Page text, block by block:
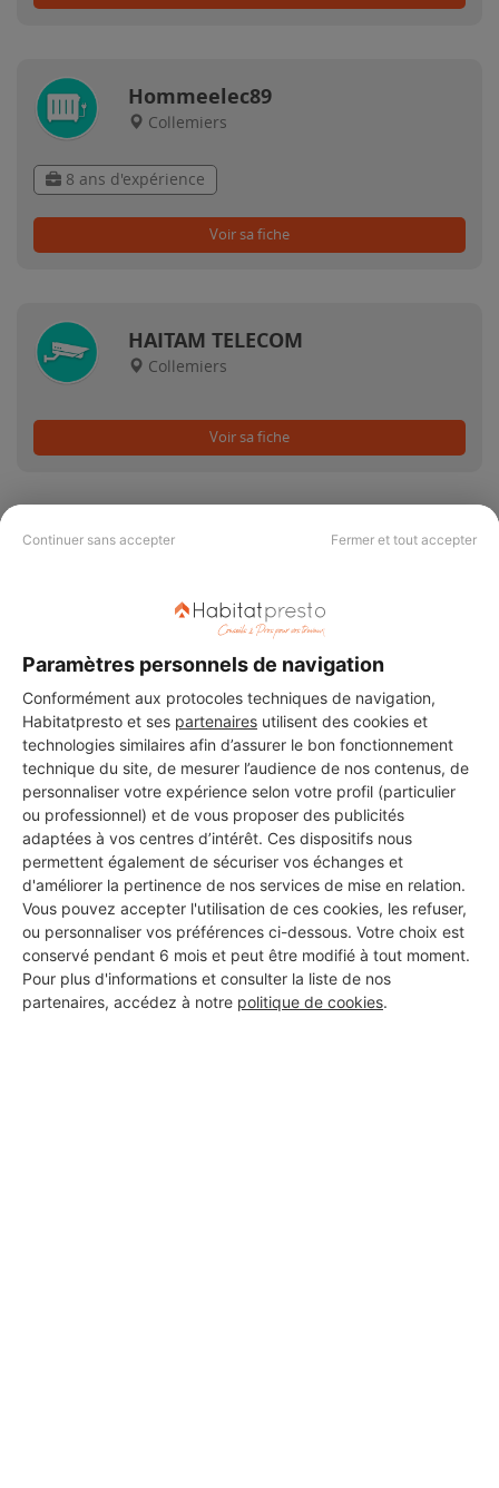
Continuer sans accepter Fermer et tout accepter
Paramètres personnels de navigation
Conformément aux protocoles techniques de navigation,
Habitatpresto et ses partenaires utilisent des cookies et
technologies similaires afin d’assurer le bon fonctionnement
technique du site, de mesurer l’audience de nos contenus, de
personnaliser votre expérience selon votre profil (particulier
ou professionnel) et de vous proposer des publicités
adaptées à vos centres d’intérêt. Ces dispositifs nous
permettent également de sécuriser vos échanges et
d'améliorer la pertinence de nos services de mise en relation.
Vous pouvez accepter l'utilisation de ces cookies, les refuser,
ou personnaliser vos préférences ci-dessous. Votre choix est
conservé pendant 6 mois et peut être modifié à tout moment.
Pour plus d'informations et consulter la liste de nos
partenaires, accédez à notre politique de cookies.
Hommeelec89
Collemiers
8 ans d'expérience
Voir sa fiche
HAITAM TELECOM
Collemiers
Voir sa fiche
PAS LE TEMPS DE
CHERCHER ?
Vous souhaitez réaliser des travaux et ne savez quel professionnel
choisir ? Demandez des devis travauxauprès de notre réseau de 5 000
professionnels partout en France.
DEMANDER UN DEVIS